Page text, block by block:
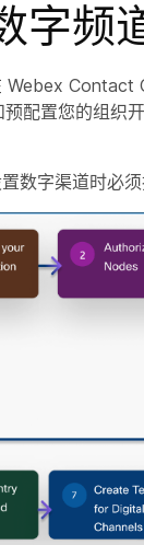
字频
Webex Contact
预配置您的组织
数字渠道时必须